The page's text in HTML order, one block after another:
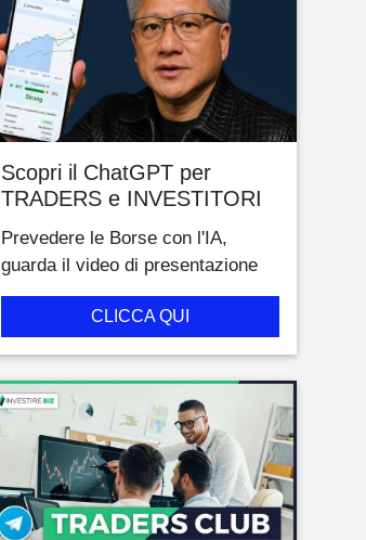
Scopri il ChatGPT per
TRADERS e INVESTITORI
Prevedere le Borse con l'IA,
guarda il video di presentazione
CLICCA QUI